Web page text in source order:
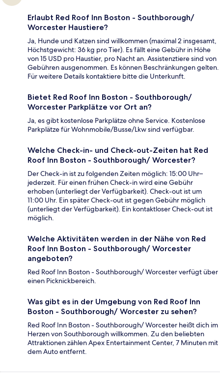
Erlaubt Red Roof Inn Boston - Southborough/
Worcester Haustiere?
Ja, Hunde und Katzen sind willkommen (maximal 2 insgesamt,
Höchstgewicht: 36 kg pro Tier). Es fällt eine Gebühr in Höhe
von 15 USD pro Haustier, pro Nacht an. Assistenztiere sind von
Gebühren ausgenommen. Es können Beschränkungen gelten.
Für weitere Details kontaktiere bitte die Unterkunft.
Bietet Red Roof Inn Boston - Southborough/
Worcester Parkplätze vor Ort an?
Ja, es gibt kostenlose Parkplätze ohne Service. Kostenlose
Parkplätze für Wohnmobile/Busse/Lkw sind verfügbar.
Welche Check-in- und Check-out-Zeiten hat Red
Roof Inn Boston - Southborough/ Worcester?
Der Check-in ist zu folgenden Zeiten möglich: 15:00 Uhr–
jederzeit. Für einen frühen Check-in wird eine Gebühr
erhoben (unterliegt der Verfügbarkeit). Check-out ist um
11:00 Uhr. Ein später Check-out ist gegen Gebühr möglich
(unterliegt der Verfügbarkeit). Ein kontaktloser Check-out ist
möglich.
Welche Aktivitäten werden in der Nähe von Red
Roof Inn Boston - Southborough/ Worcester
angeboten?
Red Roof Inn Boston - Southborough/ Worcester verfügt über
einen Picknickbereich.
Was gibt es in der Umgebung von Red Roof Inn
Boston - Southborough/ Worcester zu sehen?
Red Roof Inn Boston - Southborough/ Worcester heißt dich im
Herzen von Southborough willkommen. Zu den beliebten
Attraktionen zählen Apex Entertainment Center, 7 Minuten mit
dem Auto entfernt.